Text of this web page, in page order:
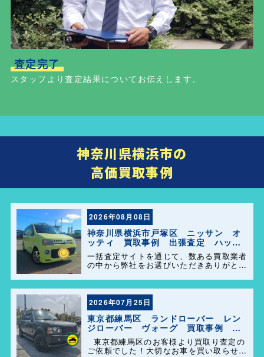
査定完了
スタッフより査定結果についてお伝えします。
神奈川県横浜市の
高価買取事例
2026年08月08日
神奈川県横浜市戸塚区 ニッサン オ
ッティ 買取事例 出張査定 ハッピ
ーカーズ港南店！
一括査定サイトを通じて、数ある買取業者
の中から弊社をお選びいただきありがとう
中古車査定・高価買取はお任せください。
地域密着だからこそのスピード対応と安心
感を大切にしています。
2026年07月25日
東京都練馬区 ランドローバー レン
ジローバー ヴォーグ 買取事例 出
張査定 ハッピーカーズ港南店！
東京都練馬区のお客様より買取り査定の
ご依頼でした！大切なお車を買い取らせて